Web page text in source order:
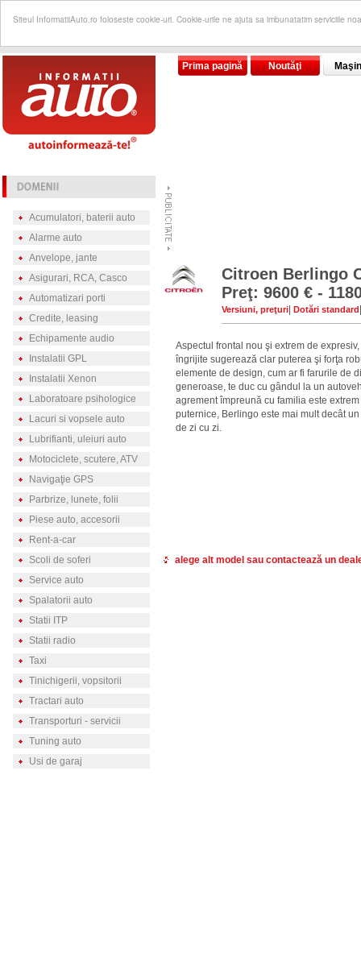
Siteul InformatiiAuto.ro foloseste cookie-uri. Cookie-urile ne ajuta sa imbunatatim serviciile
Prima pagină Noutăţi
Acumulatori, baterii auto
Alarme auto
Anvelope, jante
Asigurari, RCA, Casco
Automatizari porti
Credite, leasing
Echipamente audio
Instalatii GPL
Instalatii Xenon
Laboratoare psihologice
Lacuri si vopsele auto
Lubrifianti, uleiuri auto
Motociclete, scutere, ATV
Navigaţie GPS
Parbrize, lunete, folii
Piese auto, accesorii
Rent-a-car
Scoli de soferi
Service auto
Spalatorii auto
Statii ITP
Statii radio
Taxi
Tinichigerii, vopsitorii
Tractari auto
Transporturi - servicii
Tuning auto
Usi de garaj
Citroen Berlingo
Preţ: 9600 € -
Versiuni, preţuri Dotări standard
Aspectul frontal nou şi extrem de
îngrijite sugerează clar puterea şi forţa
elemente de design, cum ar fi farurile de
generoase, te duc cu gândul la un
agrement împreună cu familia este
puternice, Berlingo este mai mult decât
de zi cu zi.
alege alt model sau contactează un